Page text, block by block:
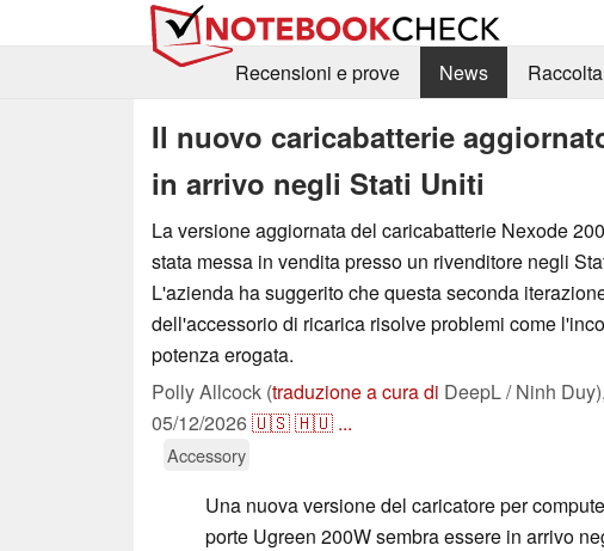
Recensioni e prove
News
Il nuovo caricabatterie
in arrivo negli Stati Uniti
La versione aggiornata del caricabatterie Nexode
stata messa in vendita presso un rivenditore negli
L'azienda ha suggerito che questa seconda
dell'accessorio di ricarica risolve problemi come
potenza erogata.
Polly Allcock (traduzione a cura di DeepL / Ninh Duy),
05/12/2026🇺🇸🇭🇺 ...
Accessory
Una nuova versione del caricatore per
porte Ugreen 200W sembra essere in arrivo